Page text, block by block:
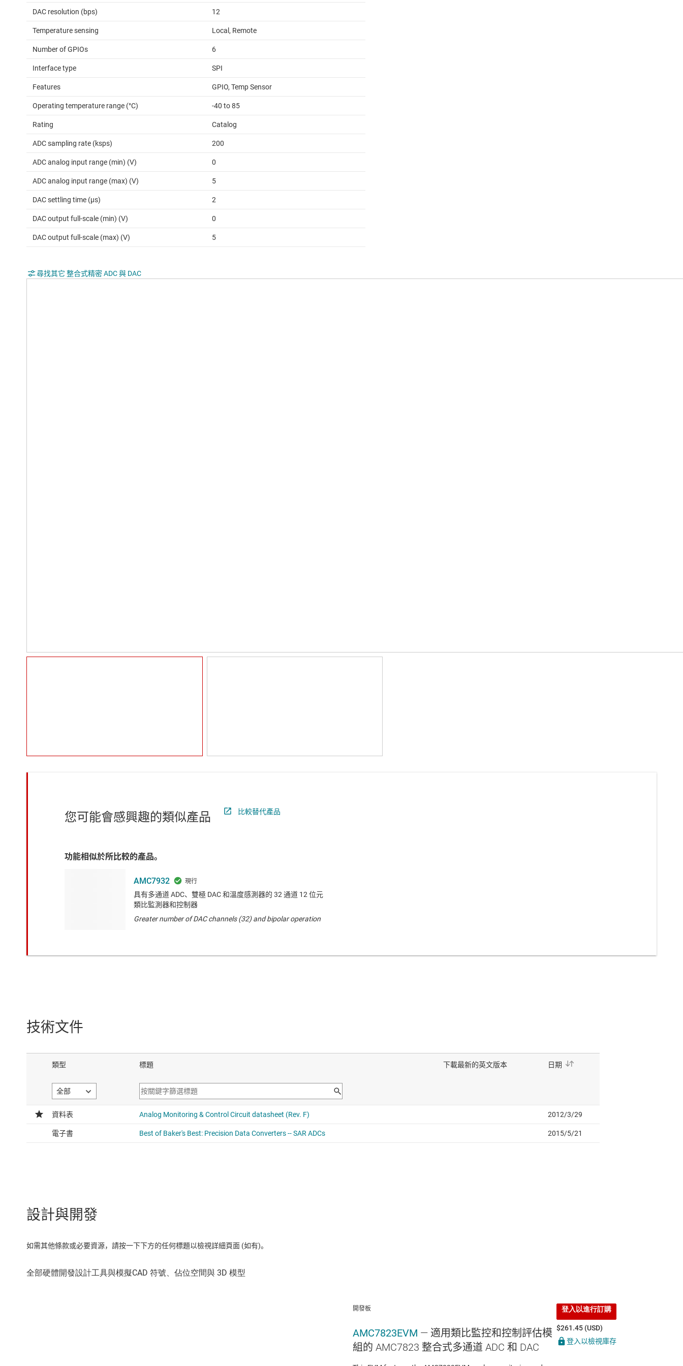
DAC resolution (bps) 12
Temperature sensing Local, Remote
Number of GPIOs 6
Interface type SPI
Features GPIO, Temp Sensor
Operating temperature range (°C) -40 to 85
Rating Catalog
ADC sampling rate (ksps) 200
ADC analog input range (min) (V) 0
ADC analog input range (max) (V) 5
DAC settling time (µs) 2
DAC output full-scale (min) (V) 0
DAC output full-scale (max) (V) 5
尋找其它 整合式精密 ADC 與 DAC
您可能會感興趣的類似產品 比較替代產品
功能相似於所比較的產品。
AMC7932
具有多通道 ADC、雙極 DAC 和溫度感測器的 32 通道 12 位元
類比監測器和控制器
Greater number of DAC channels (32) and bipolar operation
技術文件
設計與開發
如需其他條款或必要資源，請按一下下方的任何標題以檢視詳細頁面 (如有)。
開發板
AMC7823EVM — 適用類比監控和控制評估模
組的 AMC7823 整合式多通道 ADC 和 DAC
登入以進行訂購
$261.45 (USD)
登入以檢視庫存